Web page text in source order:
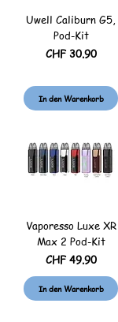
Uwell Caliburn G5,
Pod-Kit
Preis
CHF 30.90
In den Warenkorb
Vaporesso Luxe XR
Max 2 Pod-Kit
Preis
CHF 49.90
In den Warenkorb